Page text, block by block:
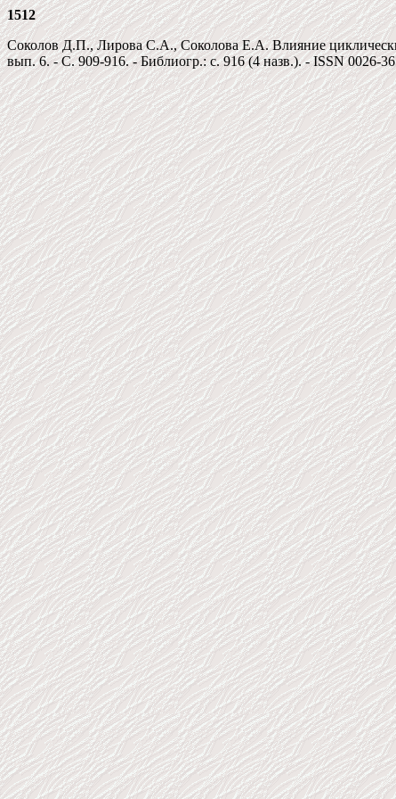
1512
Соколов Д.П., Лирова С.А., Соколова Е.А. Влияние
вып. 6. - C. 909-916. - Библиогр.: c. 916 (4 назв.). - ISSN 0026-